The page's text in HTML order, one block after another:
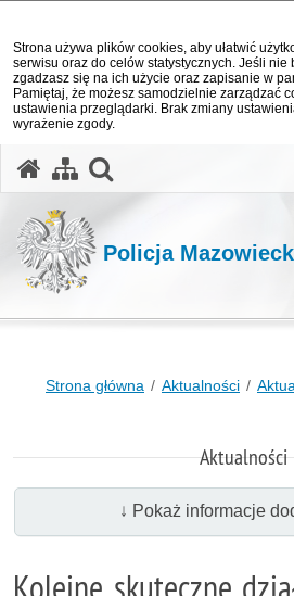
Strona używa plików cookies, aby ułatwić
serwisu oraz do celów statystycznych. Jeśli nie
zgadzasz się na ich użycie oraz zapisanie w
Pamiętaj, że możesz samodzielnie zarządzać
ustawienia przeglądarki. Brak zmiany
wyrażenie zgody.
Policja
Strona główna Aktualności
Aktualności
↓ Pokaż informacje
Kolejne skuteczne